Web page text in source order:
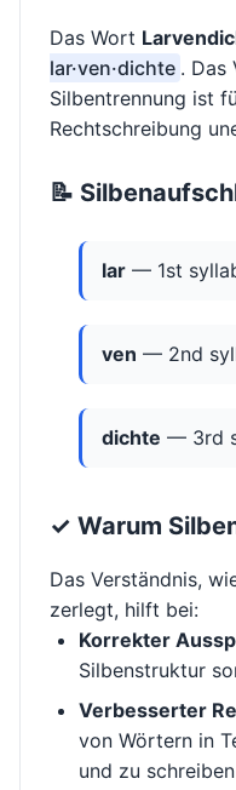
Das Wort
lar·ven·dichte . Das
Silbentrennung ist
Rechtschreibung
📝
lar — 1st
ven — 2nd
dichte — 3rd
✓ Warum
Das Verständnis,
zerlegt, hilft bei:
Korrekter
Silbenstruktur
Verbesserter
von Wörtern in
und zu schreiben